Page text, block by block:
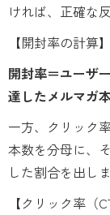
ければ、正確な
【開封率の計算】
開封率＝ユーザ
達したメルマガ
一方、クリック
本数を分母に、
した割合を出しま
【クリック率（